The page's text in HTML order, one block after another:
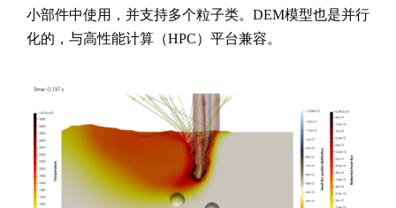
小部件中使用，并支持多个粒子类。DEM模型也是并行
化的，与高性能计算（HPC）平台兼容。